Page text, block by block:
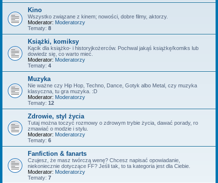
Kino
Wszystko związane z kinem; nowości, dobre filmy, aktorzy.
Moderator: Moderatorzy
Tematy: 8
Książki, komiksy
Kącik dla książko- i historyjkożerców. Pochwal jakąś książkę/komiks lub
dowiedz się, co warto mieć.
Moderator: Moderatorzy
Tematy: 4
Muzyka
Nie ważne czy Hip Hop, Techno, Dance, Gotyk albo Metal, czy muzyka
klasyczna, tu gra muzyka. :D
Moderator: Moderatorzy
Tematy: 12
Zdrowie, styl życia
Tutaj można toczyć rozmowy o zdrowym trybie życia, dawać porady, ro
zmawiać o modzie i stylu.
Moderator: Moderatorzy
Tematy: 6
Fanfiction & fanarts
Czujesz, że masz twórczą wenę? Chcesz napisać opowiadanie,
niekoniecznie dotyczące FF? Jeśli tak, to ta kategoria jest dla Ciebie.
Moderator: Moderatorzy
Tematy: 7